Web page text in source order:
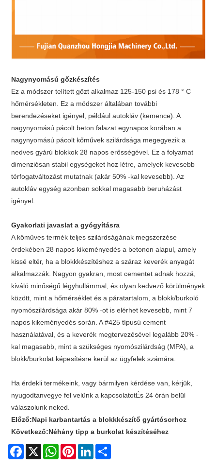
Nagynyomású gőzkészítés
Ez a módszer telített gőzt alkalmaz 125-150 psi és 178 ° C
hőmérsékleten. Ez a módszer általában további
berendezéseket igényel, például autokláv (kemence). A
nagynyomású pácolt beton falazat egynapos korában a
nagynyomású pácolt kőművek szilárdsága megegyezik a
nedves gyárú blokkok 28 napos erősségével. Ez a folyamat
dimenziósan stabil egységeket hoz létre, amelyek kevesebb
térfogatváltozást mutatnak (akár 50% -kal kevesebb). Az
autokláv egység azonban sokkal magasabb beruházást
igényel.
Gyakorlati javaslat a gyógyításra
A kőműves termék teljes szilárdságának megszerzése
érdekében 28 napos kikeményedés a betonon alapul, amely
kissé eltér, ha a blokkkészítéshez a száraz keverék anyagát
alkalmazzák. Nagyon gyakran, most cementet adnak hozzá,
kiváló minőségű légyhullámmal, és olyan kedvező körülmények
között, mint a hőmérséklet és a páratartalom, a blokk/burkoló
nyomószilárdsága akár 80% -ot is elérhet kevesebb, mint 7
napos kikeményedés során. A #425 típusú cement
használatával, és a keverék megtervezésével legalább 20% -
kal magasabb, mint a szükséges nyomószilárdság (MPA), a
blokk/burkolat képesítésre kerül az ügyfelek számára.
Ha érdekli termékeink, vagy bármilyen kérdése van, kérjük,
nyugodtanvegye fel velünk a kapcsolatotÉs 24 órán belül
válaszolunk neked.
Előző:Napi karbantartás a blokkkészítő gyártósorhoz
Következő:Néhány tipp a burkolat készítéséhez
Facebook
X WhatsAppPinterestLinkedIn